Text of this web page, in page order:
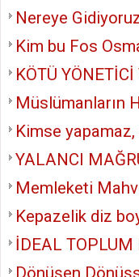
Nereye
Kim bu Fos
KÖTÜ
Müslümanların
Kimse
YALANCI
Memleketi
Kepazelik diz
İDEAL TOPLUM